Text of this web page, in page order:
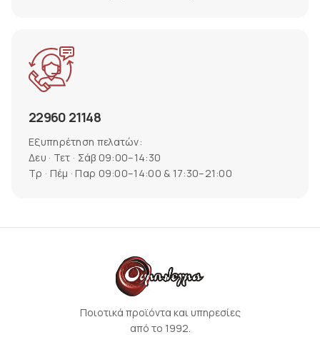
22960 21148
Εξυπηρέτηση πελατών:
Δευ · Τετ · Σάβ 09:00–14:30
Τρ · Πέμ · Παρ 09:00–14:00 & 17:30–21:00
Ποιοτικά προϊόντα και υπηρεσίες
από το 1992.